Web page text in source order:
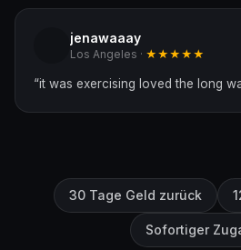
jenawaaay
Los Angeles · ★★★★★
“it was exercising loved the long
30 Tage Geld zurück
Sofortiger